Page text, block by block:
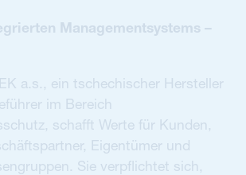
Managementsystems –
a.s., ein tschechischer Hersteller
im Bereich
schafft Werte für Kunden,
Eigentümer und
Sie verpflichtet sich,